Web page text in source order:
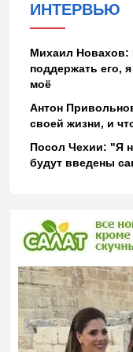
ИНТЕРВЬЮ
Михаил Новахов:
поддержать его,
моё
Антон
своей жизни, и
Посол Чехии: "Я
будут введены